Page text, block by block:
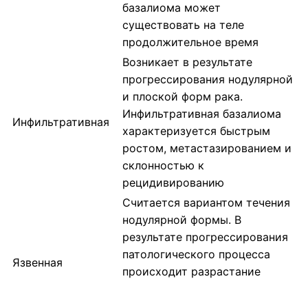
базалиома может
существовать на теле
продолжительное время
Инфильтративная
Возникает в результате
прогрессирования нодулярной
и плоской форм рака.
Инфильтративная базалиома
характеризуется быстрым
ростом, метастазированием и
склонностью к
рецидивированию
Язвенная
Считается вариантом течения
нодулярной формы. В
результате прогрессирования
патологического процесса
происходит разрастание